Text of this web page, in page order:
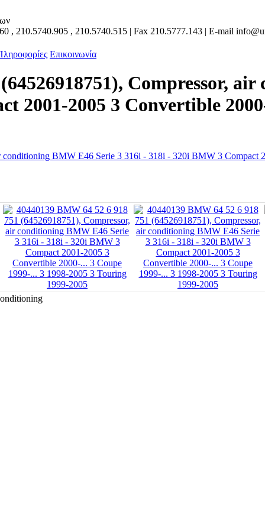
, 210.5740.905 , 210.5740.515 | Fax 210.5777.143 | E-mail
Επικοινωνία
Compressor,
2001-2005 3 Convertible